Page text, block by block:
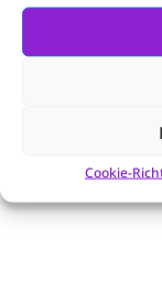
Cookie-